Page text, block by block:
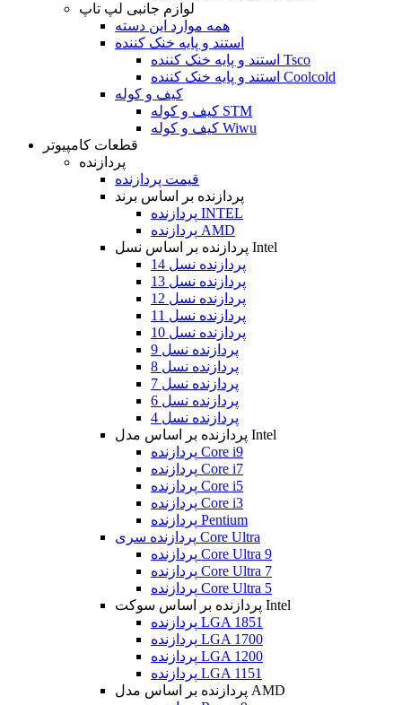
لوازم جانبی لپ تاپ
همه موارد این دسته
استند و پایه خنک کننده
استند و پایه خنک کننده Tsco
استند و پایه خنک کننده Coolcold
کیف و کوله
کیف و کوله STM
کیف و کوله Wiwu
قطعات کامپیوتر
پردازنده
قیمت پردازنده
پردازنده بر اساس برند
پردازنده INTEL
پردازنده AMD
پردازنده بر اساس نسل Intel
پردازنده نسل 14
پردازنده نسل 13
پردازنده نسل 12
پردازنده نسل 11
پردازنده نسل 10
پردازنده نسل 9
پردازنده نسل 8
پردازنده نسل 7
پردازنده نسل 6
پردازنده نسل 4
پردازنده بر اساس مدل Intel
پردازنده Core i9
پردازنده Core i7
پردازنده Core i5
پردازنده Core i3
پردازنده Pentium
پردازنده سری Core Ultra
پردازنده Core Ultra 9
پردازنده Core Ultra 7
پردازنده Core Ultra 5
پردازنده بر اساس سوکت Intel
پردازنده LGA 1851
پردازنده LGA 1700
پردازنده LGA 1200
پردازنده LGA 1151
پردازنده بر اساس مدل AMD